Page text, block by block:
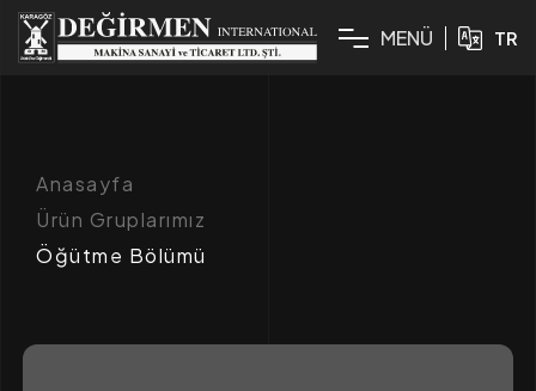
MENÜ TR
Anasayfa
Ürün Gruplarımız
Öğütme Bölümü